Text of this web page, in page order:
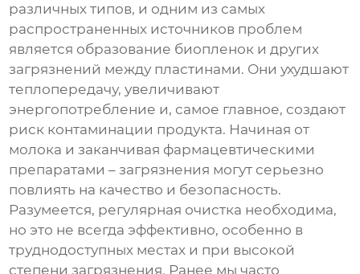
различных типов, и одним из самых
распространенных источников проблем
является образование биопленок и других
загрязнений между пластинами. Они ухудшают
теплопередачу, увеличивают
энергопотребление и, самое главное, создают
риск контаминации продукта. Начиная от
молока и заканчивая фармацевтическими
препаратами – загрязнения могут серьезно
повлиять на качество и безопасность.
Разумеется, регулярная очистка необходима,
но это не всегда эффективно, особенно в
труднодоступных местах и при высокой
степени загрязнения. Ранее мы часто